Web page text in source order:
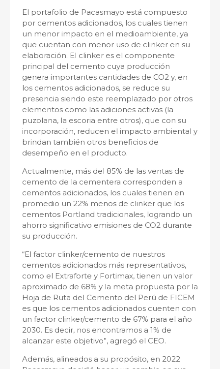
El portafolio de Pacasmayo está compuesto
por cementos adicionados, los cuales tienen
un menor impacto en el medioambiente, ya
que cuentan con menor uso de clinker en su
elaboración. El clinker es el componente
principal del cemento cuya producción
genera importantes cantidades de CO2 y, en
los cementos adicionados, se reduce su
presencia siendo este reemplazado por otros
elementos como las adiciones activas (la
puzolana, la escoria entre otros), que con su
incorporación, reducen el impacto ambiental y
brindan también otros beneficios de
desempeño en el producto.
Actualmente, más del 85% de las ventas de
cemento de la cementera corresponden a
cementos adicionados, los cuales tienen en
promedio un 22% menos de clinker que los
cementos Portland tradicionales, logrando un
ahorro significativo emisiones de CO2 durante
su producción.
“El factor clinker/cemento de nuestros
cementos adicionados más representativos,
como el Extraforte y Fortimax, tienen un valor
aproximado de 68% y la meta propuesta por la
Hoja de Ruta del Cemento del Perú de FICEM
es que los cementos adicionados cuenten con
un factor clinker/cemento de 67% para el año
2030. Es decir, nos encontramos a 1% de
alcanzar este objetivo”, agregó el CEO.
Además, alineados a su propósito, en 2022